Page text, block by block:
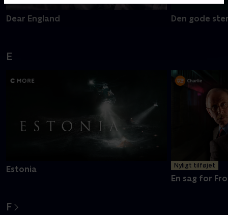
Dear England Den gode
E
Estonia Nyligt tilføjet
En sag for
F